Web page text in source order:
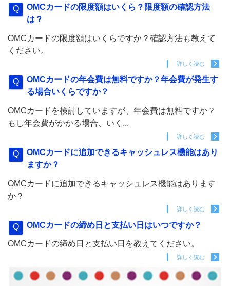
OMCカードの限度額はいくら？限度額の確認方法
は？
OMCカードの限度額はいくらですか？確認方法も教えて
ください。
詳しく読む
OMCカードの年会費は無料ですか？年会費が発生す
る場合いくらですか？
OMCカードを検討していますが、年会費は無料ですか？
もし年会費がかかる場合、いく...
詳しく読む
OMCカードに追加できるキャッシュレス機能はあり
ますか？
OMCカードに追加できるキャッシュレス機能はあります
か？
詳しく読む
OMCカードの締め日と支払い日はいつですか？
OMCカードの締め日と支払い日を教えてください。
詳しく読む